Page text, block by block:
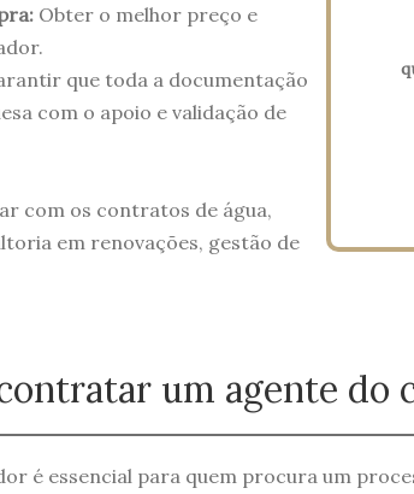
Obter o melhor preço e
que toda a documentação
com o apoio e validação de
com os contratos de água,
em renovações, gestão de
um agente do
é essencial para quem procura um